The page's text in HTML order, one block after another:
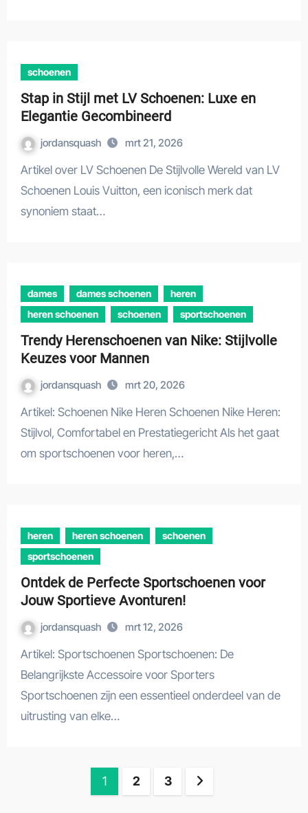
schoenen
Stap in Stijl met LV Schoenen: Luxe en
Elegantie Gecombineerd
jordansquash mrt 21, 2026
Artikel over LV Schoenen De Stijlvolle Wereld van LV
Schoenen Louis Vuitton, een iconisch merk dat
synoniem staat…
dames dames schoenen
heren
heren schoenen
schoenen sportschoenen
Trendy Herenschoenen van Nike: Stijlvolle
Keuzes voor Mannen
jordansquash mrt 20, 2026
Artikel: Schoenen Nike Heren Schoenen Nike Heren:
Stijlvol, Comfortabel en Prestatiegericht Als het gaat
om sportschoenen voor heren,…
heren heren schoenen
schoenen
sportschoenen
Ontdek de Perfecte Sportschoenen voor
Jouw Sportieve Avonturen!
jordansquash mrt 12, 2026
Artikel: Sportschoenen Sportschoenen: De
Belangrijkste Accessoire voor Sporters
Sportschoenen zijn een essentieel onderdeel van de
uitrusting van elke…
1 2 3